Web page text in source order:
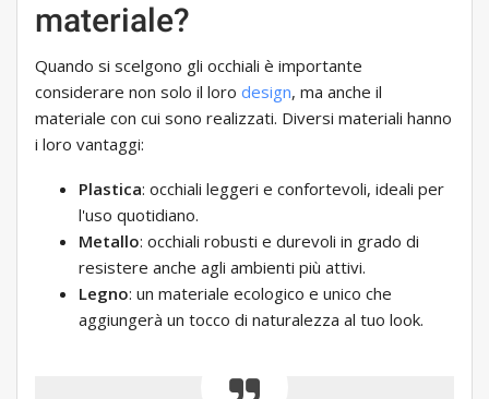
materiale?
Quando si scelgono gli occhiali è importante
considerare non solo il loro design, ma anche il
materiale con cui sono realizzati. Diversi materiali hanno
i loro vantaggi:
Plastica: occhiali leggeri e confortevoli, ideali per
l'uso quotidiano.
Metallo: occhiali robusti e durevoli in grado di
resistere anche agli ambienti più attivi.
Legno: un materiale ecologico e unico che
aggiungerà un tocco di naturalezza al tuo look.